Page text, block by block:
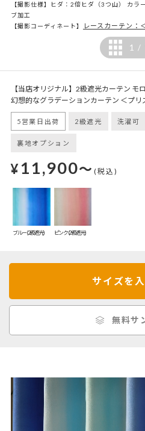
【撮影仕様】ヒダ：2倍ヒダ（3つ山） カラ
ブ加工
【撮影コーディネート】
レースカーテン：
1 /
【当店オリジナル】2級遮光カーテン
幻想的なグラデーションカーテン ＜プリ
5営業日出荷 2級遮光 洗濯可
裏地オプション
¥11,900～ (税込)
ブルー(2級遮光) ピンク(2級遮光)
サイズを
無料サ